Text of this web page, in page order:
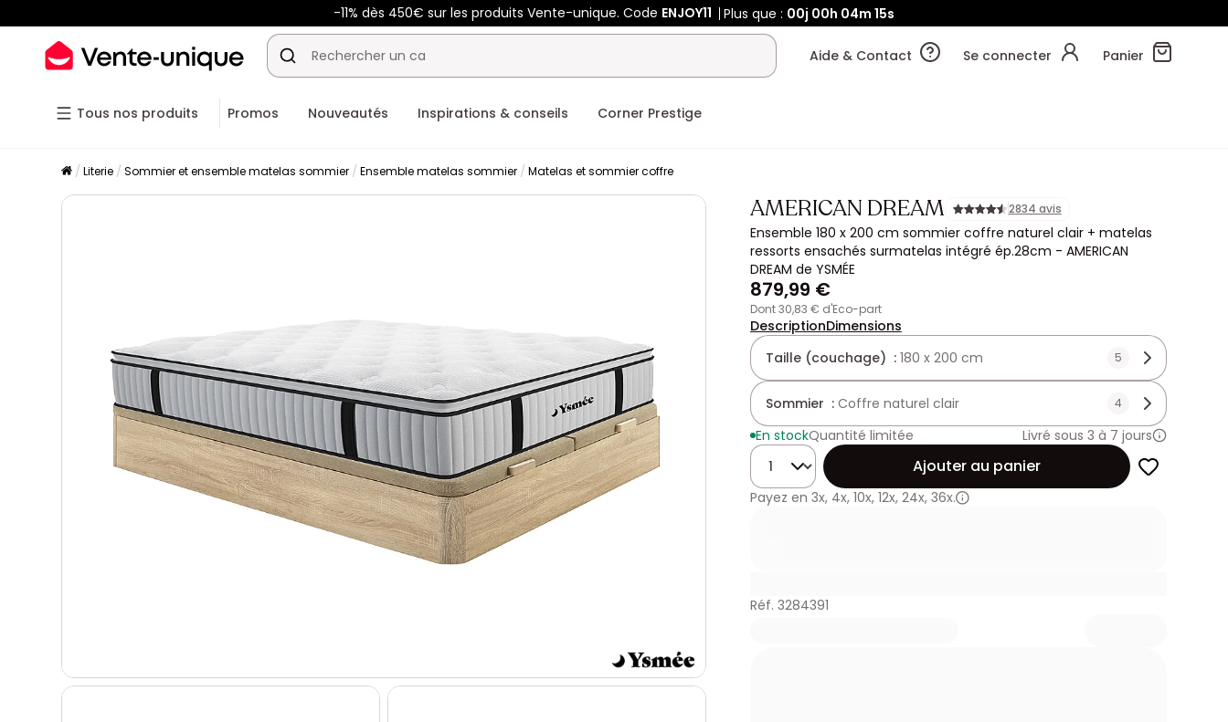
-11% dès 450€ sur les produits Vente-unique. Code ENJOY11 Plus que : 00j 00h 04m 13s
Aide & Contact Se connecter Panier
Tous nos produits Promos Nouveautés Inspirations & conseils Corner Prestige
Literie Sommier et ensemble matelas sommier Ensemble matelas sommier Matelas et sommier coffre
AMERICAN DREAM 2834 avis
Ensemble 180 x 200 cm sommier coffre naturel clair + matelas
ressorts ensachés surmatelas intégré ép.28cm - AMERICAN
DREAM de YSMÉE
879,99 €
dont 30,83 € d'Eco-part
DescriptionDimensions
Taille (couchage) : 180 x 200 cm 5
Sommier : Coffre naturel clair 4
En stockQuantité limitée
Livré sous 3 à 7 jours
Quantité
Ajouter au panier
Payez en 3x, 4x, 10x, 12x, 24x, 36x.
Réf. 3284391